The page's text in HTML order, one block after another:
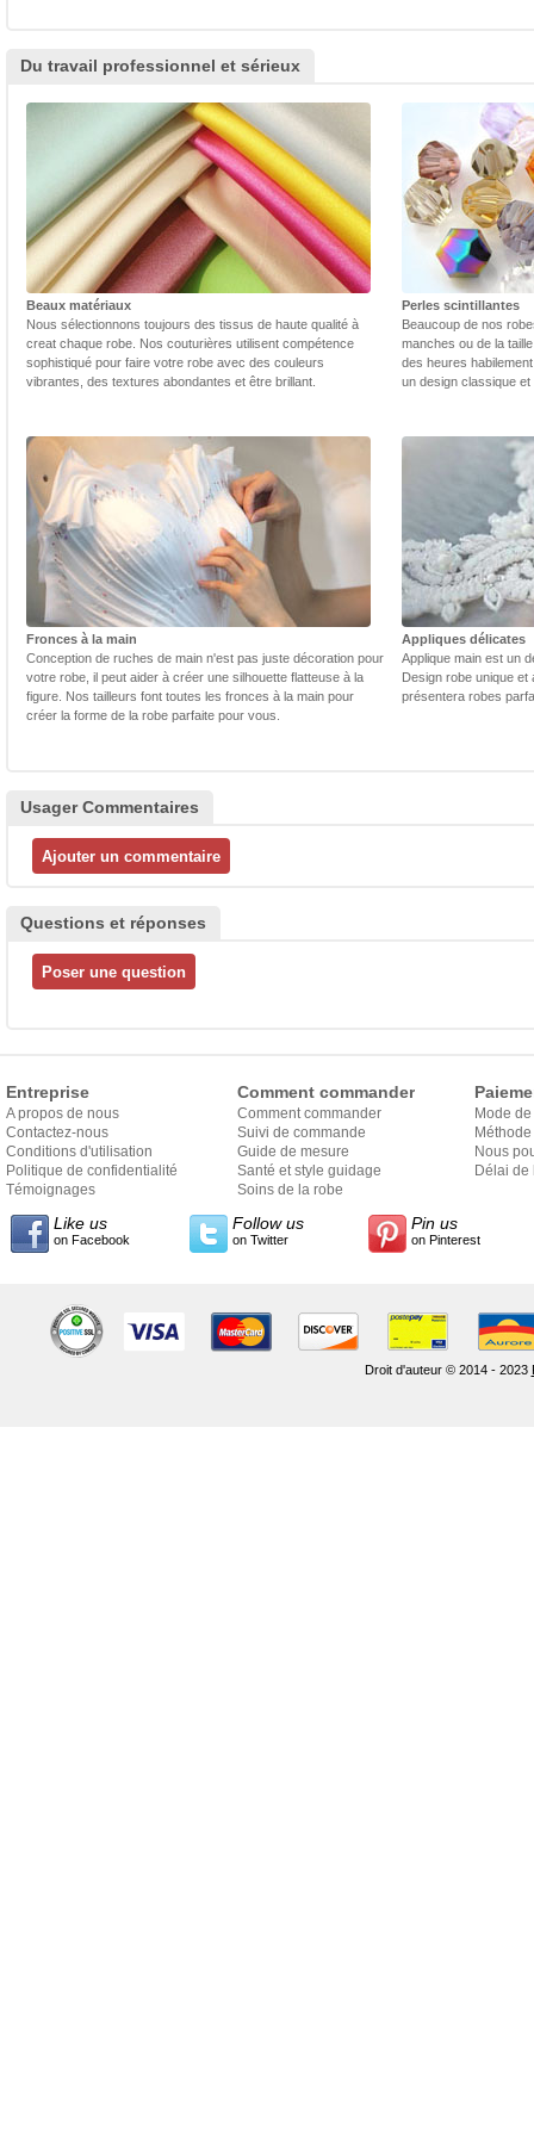
Du travail professionnel et sérieux
Beaux matériaux
Nous sélectionnons toujours des tissus de haute qualité à
creat chaque robe. Nos couturières utilisent compétence
sophistiqué pour faire votre robe avec des couleurs
vibrantes, des textures abondantes et être brillant.
Perles scintillantes
Beaucoup de nos
manches ou de la
des heures
un design classique
Fronces à la main
Conception de ruches de main n'est pas juste décoration pour
votre robe, il peut aider à créer une silhouette flatteuse à la
figure. Nos tailleurs font toutes les fronces à la main pour
créer la forme de la robe parfaite pour vous.
Appliques délicates
Applique main est un
Design robe unique
présentera robes
Usager Commentaires
Questions et réponses
Entreprise
A propos de nous
Contactez-nous
Conditions d'utilisation
Politique de confidentialité
Témoignages
Comment commander
Comment commander
Suivi de commande
Guide de mesure
Santé et style guidage
Soins de la robe
Mode
Nous
Délai de
Like us
on Facebook
Follow us
on Twitter
Pin us
on Pinterest
Droit d'auteur © 2014 - 2023